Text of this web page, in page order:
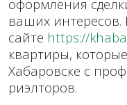
оформления
ваших интересов.
сайте https://
квартиры,
Хабаровске с
риэлторов.